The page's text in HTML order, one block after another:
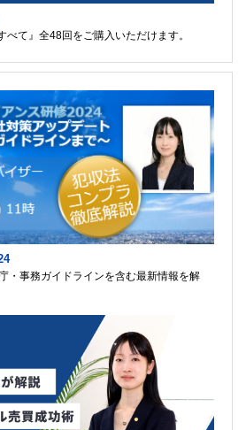
べて』全48回をご購入いただけます。
・事務ガイドラインを含む最新情報を解